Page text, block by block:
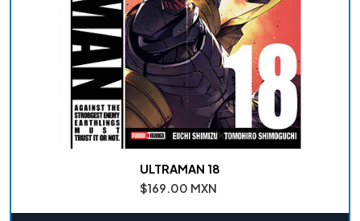
ULTRAMAN 18
$169.00 MXN